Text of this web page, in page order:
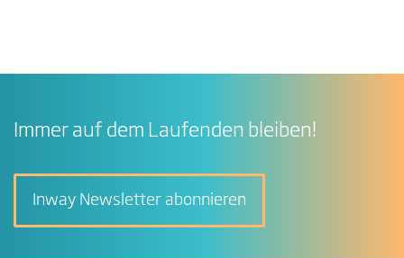
Immer auf dem Laufenden bleiben!
Inway Newsletter abonnieren